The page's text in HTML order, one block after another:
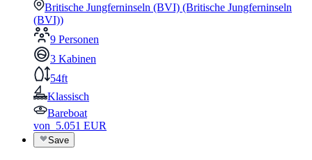
Britische Jungferninseln (BVI) (Britische Jungferninseln
(BVI))
9 Personen
3 Kabinen
54ft
Klassisch
Bareboat
von 5.051 EUR
Save